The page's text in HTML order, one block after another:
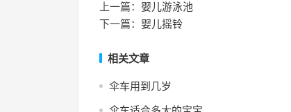
上一篇： 婴儿游泳池
下一篇： 婴儿摇铃
相关文章
伞车用到几岁